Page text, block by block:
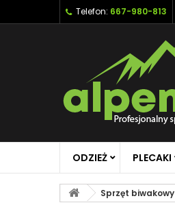
Telefon: 667-980-813
ODZIEŻ PLECAKI
Sprzęt biwakowy